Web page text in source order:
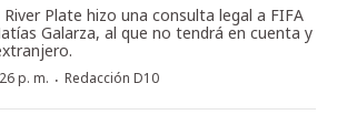
Plate hizo una consulta legal a FIFA
Galarza, al que no tendrá en cuenta y
p. m. · Redacción D10